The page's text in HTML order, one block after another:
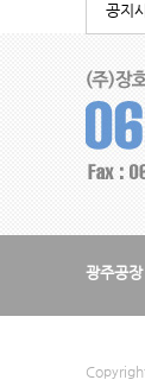
공지
광주공장